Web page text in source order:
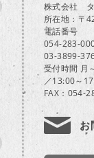
株式会社
所在地：〒
電話番号
054-283-
03-3899-
受付時間
／13:00～
FAX：054-
お